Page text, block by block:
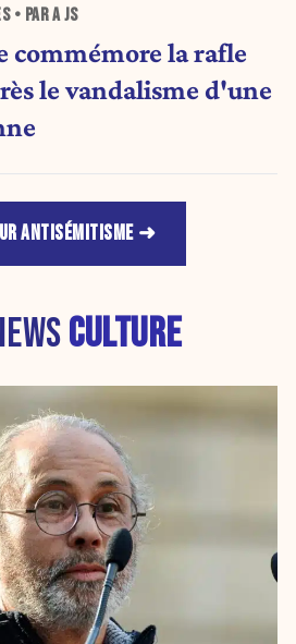
• PAR A JS
commémore la rafle
le vandalisme d'une
ANTISÉMITISME
CULTURE